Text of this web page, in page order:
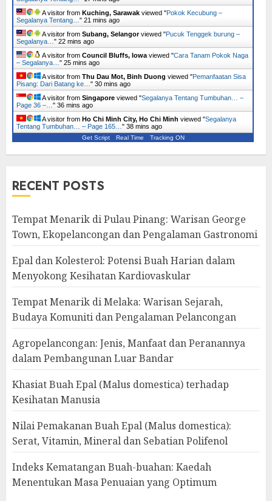
A visitor from Kuching, Sarawak viewed "Pokok Kecubung –
Segalanya Tentang… " 21 mins ago
A visitor from Subang, Selangorviewed "Pucuk Tenggek burung –
Segalanya… " 22 mins ago
A visitor from Council Bluffs, Iowa viewed "Cara Tanam Pokok Naga
– Segalanya… " 25 mins ago
A visitor from Thu Dau Mot, Binh Duong viewed "Pemanfaatan Sisa
Pisang: Dari Batang ke… " 30 mins ago
A visitor from Singapore viewed "Segalanya Tentang Tumbuhan… –
Page 36 –… " 36 mins ago
A visitor from Ho Chi Minh City, Ho Chi Minh viewed "Segalanya
Tentang Tumbuhan… – Page 165… " 38 mins ago
Get Script Real Time Tracking ON
RECENT POSTS
Tempat Menarik di Pulau Pinang: Warisan George
Town, Ekopelancongan dan Pengalaman Gastronomi
Epal dan Kolesterol: Potensi Buah Harian dalam
Menyokong Kesihatan Kardiovaskular
Tempat Menarik di Melaka: Warisan Sejarah,
Budaya Komuniti dan Pengalaman Pelancongan
Agropelancongan: Jenis, Manfaat dan Peranannya
dalam Pembangunan Luar Bandar
Khasiat Buah Epal (Malus domestica) terhadap
Kesihatan Manusia
Nilai Pemakanan Buah Epal (Malus domestica):
Serat, Vitamin, Mineral dan Sebatian Polifenol
Indeks Kematangan Buah-buahan: Kaedah
Menentukan Masa Penuaian yang Optimum